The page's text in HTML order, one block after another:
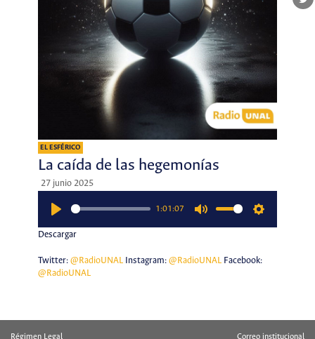
EL ESFÉRICO
La caída de las hegemonías
27 junio 2025
1:01:07
Descargar
Twitter: @RadioUNALInstagram: @RadioUNALFacebook:
@RadioUNAL
Régimen Legal Correo institucional